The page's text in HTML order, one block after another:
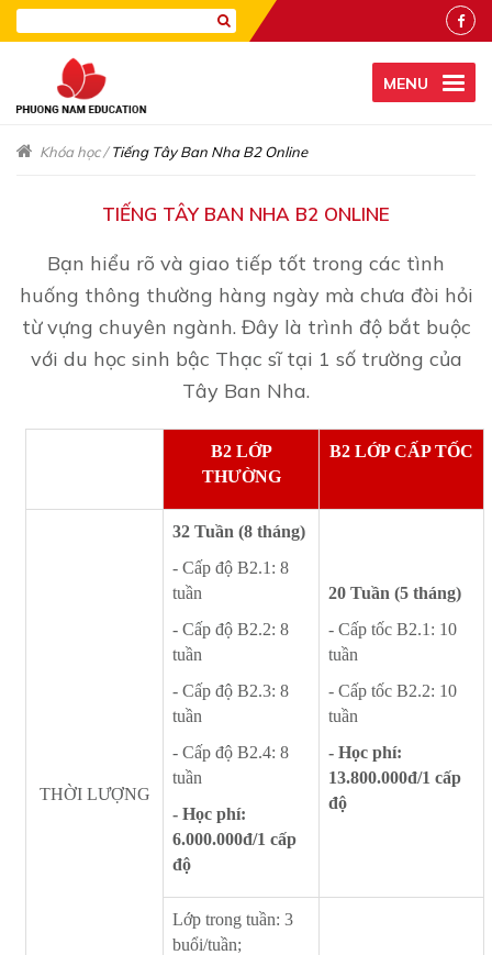
MENU
Khóa học/Tiếng Tây Ban Nha B2 Online
TIẾNG TÂY BAN NHA B2 ONLINE
Bạn hiểu rõ và giao tiếp tốt trong các tình
huống thông thường hàng ngày mà chưa đòi hỏi
từ vựng chuyên ngành. Đây là trình độ bắt buộc
với du học sinh bậc Thạc sĩ tại 1 số trường của
Tây Ban Nha.
B2 LỚP
THƯỜNG
B2 LỚP CẤP TỐC
THỜI LƯỢNG
32 Tuần (8 tháng)
- Cấp độ B2.1: 8
tuần
- Cấp độ B2.2: 8
tuần
- Cấp độ B2.3: 8
tuần
- Cấp độ B2.4: 8
tuần
- Học phí:
6.000.000đ/1 cấp
độ
20 Tuần (5 tháng)
- Cấp tốc B2.1: 10
tuần
- Cấp tốc B2.2: 10
tuần
- Học phí:
13.800.000đ/1 cấp
độ
Lớp trong tuần: 3
buổi/tuần;